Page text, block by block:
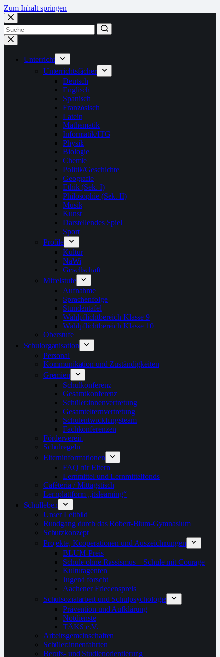
Zum Inhalt springen
Unterricht
Unterrichtsfächer
Deutsch
Englisch
Spanisch
Französisch
Latein
Mathematik
Informatik/ITG
Physik
Biologie
Chemie
Politik/Geschichte
Geografie
Ethik (Sek. I)
Philosophie (Sek. II)
Musik
Kunst
Darstellendes Spiel
Sport
Profile
Kultur
NaWi
Gesellschaft
Mittelstufe
Aufnahme
Sprachenfolge
Stundentafel
Wahlpflichtbereich Klasse 9
Wahlpflichtbereich Klasse 10
Oberstufe
Schulorganisation
Personal
Kommunikation und Zuständigkeiten
Gremien
Schulkonferenz
Gesamtkonferenz
Schüler:innenvertretung
Gesamtelternvertretung
Schulentwicklungsteam
Fachkonferenzen
Förderverein
Schulregeln
Elterninformationen
FAQ für Eltern
Lernmittel und Lernmittelfonds
Caféteria / Mittagstisch
Lernplattform „itslearning“
Schulleben
Unser Leitbild
Rundgang durch das Robert-Blum-Gymnasium
Schutzkonzept
Projekte, Kooperationen und Auszeichnungen
BLUM-Preis
Schule ohne Rassismus – Schule mit Courage
Kulturagenten
Jugend forscht
Aachener Friedenspreis
Schulsozialarbeit und Schulpsychologie
Prävention und Aufklärung
Notdienste
TÄKS e.V.
Arbeitsgemeinschaften
Schüler:innenfahrten
Berufs- und Studienorientierung